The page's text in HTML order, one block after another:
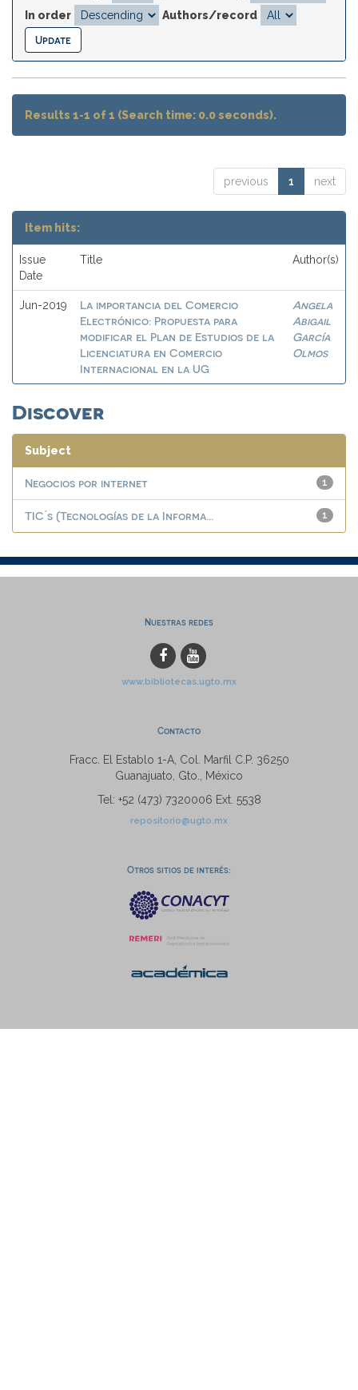
In order
Authors/record
Results 1-1 of 1 (Search time: 0.0 seconds).
previous 1 next
Item hits:
Issue
Date
Title Author(s)
Jun-2019
La importancia del Comercio
Electrónico: Propuesta para
modificar el Plan de Estudios de la
Licenciatura en Comercio
Internacional en la UG
Angela
Abigail
García
Olmos
Discover
Subject
1
Negocios por internet
1
TIC ́s (Tecnologías de la Informa...
Nuestras redes
www.bibliotecas.ugto.mx
Contacto
Fracc. El Establo 1-A, Col. Marfil C.P. 36250
Guanajuato, Gto., México
Tel: +52 (473) 7320006 Ext. 5538
repositorio@ugto.mx
Otros sitios de interés: